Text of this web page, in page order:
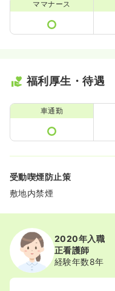
ママナース
福利厚生・待遇
車通勤
受動喫煙防止策
敷地内禁煙
2020年入職
正看護師
経験年数8年